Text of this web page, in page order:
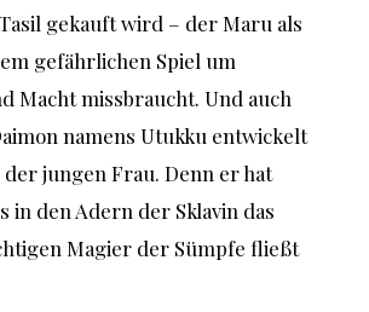
gekauft wird – der Maru als
gefährlichen Spiel um
Macht missbraucht. Und auch
namens Utukku entwickelt
jungen Frau. Denn er hat
in den Adern der Sklavin das
Magier der Sümpfe fließt